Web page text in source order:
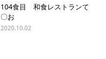
104食目 和食レストランて
〇お
2020.10.02